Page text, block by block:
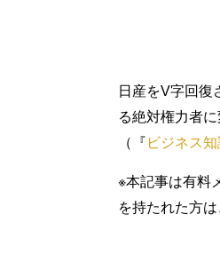
日産をV字回復
る絶対権力者
（『 ビジネス
※本記事は有料
を持たれた方